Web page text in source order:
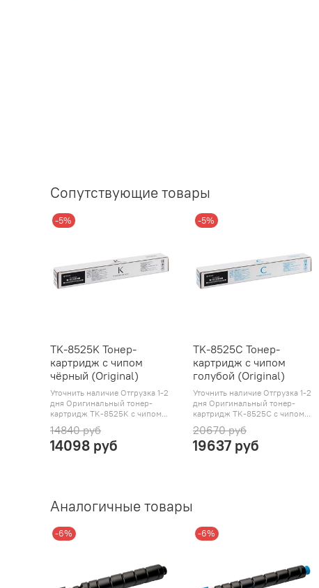
Сопутствующие товары
-5%
TK-8525K Тонер-
картридж с чипом
чёрный (Original)
Уточнить наличие Отгрузка 1-2
дня Оригинальный тонер-
картридж TK-8525K с чипом...
14840 руб
14098 руб
-5%
TK-8525C Тонер-
картридж с чипом
голубой (Original)
Уточнить наличие Отгрузка 1-2
дня Оригинальный тонер-
картридж TK-8525C с чипом...
20670 руб
19637 руб
Аналогичные товары
-6% -6%